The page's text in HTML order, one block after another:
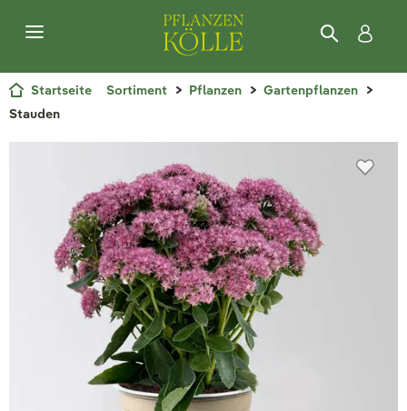
Startseite Sortiment Pflanzen
Gartenpflanzen
Stauden